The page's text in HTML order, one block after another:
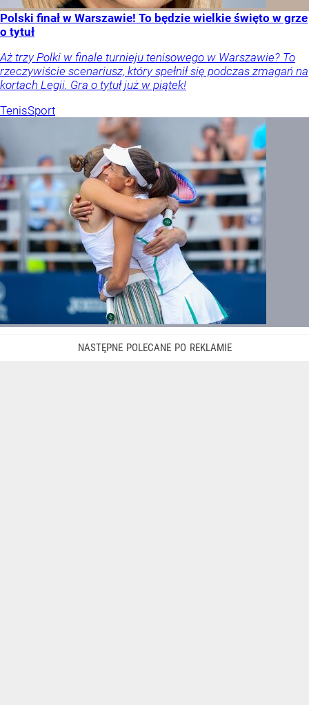
Polski finał w Warszawie! To będzie wielkie święto w grze
o tytuł
Aż trzy Polki w finale turnieju tenisowego w Warszawie? To
rzeczywiście scenariusz, który spełnił się podczas zmagań na
kortach Legii. Gra o tytuł już w piątek!
TenisSport